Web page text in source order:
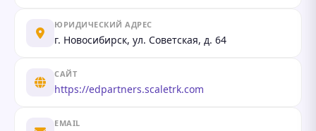
ЮРИДИЧЕСКИЙ АДРЕС
г. Новосибирск, ул. Советская, д. 64
САЙТ
https://edpartners.scaletrk.com
EMAIL